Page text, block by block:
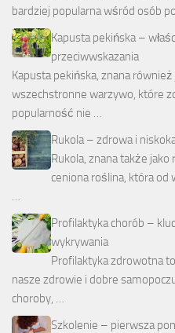
bardziej popularna wśród osób
Kapusta pekińska –
przeciwwskazania
Kapusta pekińska, znana
wszechstronne warzywo, które
popularność nie …
Rukola – zdrowa i
Rukola, znana także
ceniona roślina, która od
…
Profilaktyka chorób –
wykrywania
Profilaktyka zdrowotna
nasze zdrowie i dobre
choroby, …
Szkolenie – pierwsza